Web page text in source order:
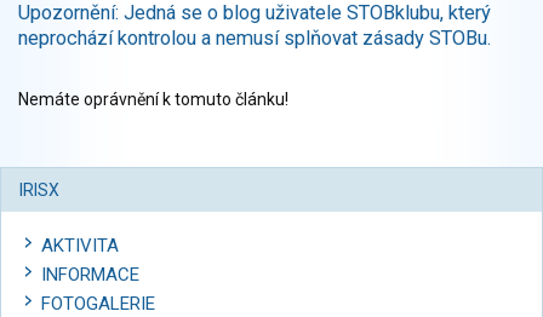
Upozornění: Jedná se o blog uživatele STOBklubu, který
neprochází kontrolou a nemusí splňovat zásady STOBu.
Nemáte oprávnění k tomuto článku!
IRISX
AKTIVITA
INFORMACE
FOTOGALERIE